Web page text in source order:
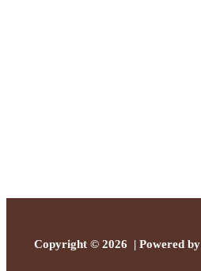
Copyright © 2026 | Powered by